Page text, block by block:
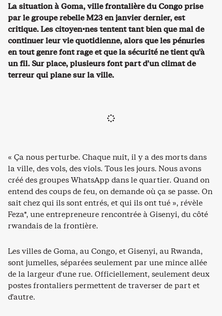
La situation à Goma, ville frontalière du Congo prise
par le groupe rebelle M23 en janvier dernier, est
critique. Les citoyen·nes tentent tant bien que mal de
continuer leur vie quotidienne, alors que les pénuries
en tout genre font rage et que la sécurité ne tient qu’à
un fil. Sur place, plusieurs font part d’un climat de
terreur qui plane sur la ville.
« Ça nous perturbe. Chaque nuit, il y a des morts dans
la ville, des vols, des viols. Tous les jours. Nous avons
créé des groupes WhatsApp dans le quartier. Quand on
entend des coups de feu, on demande où ça se passe. On
sait chez qui ils sont entrés, et qui ils ont tué », révèle
Feza*, une entrepreneure rencontrée à Gisenyi, du côté
rwandais de la frontière.
Les villes de Goma, au Congo, et Gisenyi, au Rwanda,
sont jumelles, séparées seulement par une mince allée
de la largeur d’une rue. Officiellement, seulement deux
postes frontaliers permettent de traverser de part et
d’autre.